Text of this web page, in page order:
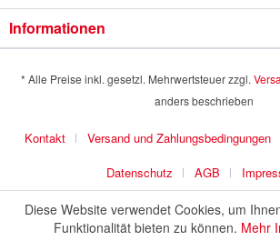
Informationen
* Alle Preise inkl. gesetzl. Mehrwertsteuer zzgl.
anders beschrieben
Kontakt Versand und Zahlungsbedingungen
Datenschutz
AGB
Diese Website verwendet Cookies, um
Funktionalität bieten zu können. Mehr